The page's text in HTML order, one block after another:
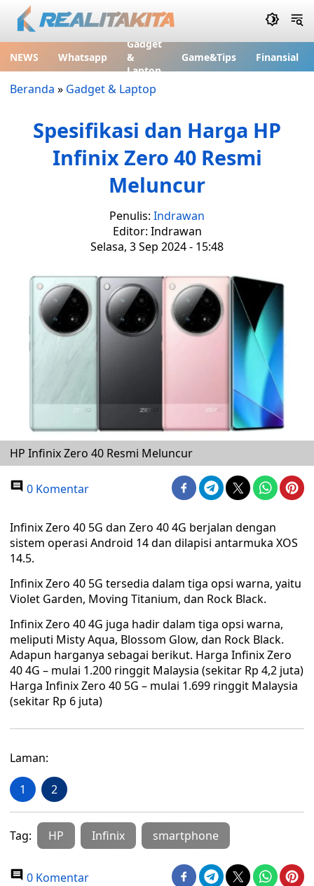
NEWS Whatsapp
Gadget
&
Laptop
Game&Tips Finansial
Beranda » Gadget & Laptop
Spesifikasi dan Harga HP
Infinix Zero 40 Resmi
Meluncur
Penulis: Indrawan
Editor: Indrawan
Selasa, 3 Sep 2024 - 15:48
HP Infinix Zero 40 Resmi Meluncur
0 Komentar
Infinix Zero 40 5G dan Zero 40 4G berjalan dengan
sistem operasi Android 14 dan dilapisi antarmuka XOS
14.5.
Infinix Zero 40 5G tersedia dalam tiga opsi warna, yaitu
Violet Garden, Moving Titanium, dan Rock Black.
Infinix Zero 40 4G juga hadir dalam tiga opsi warna,
meliputi Misty Aqua, Blossom Glow, dan Rock Black.
Adapun harganya sebagai berikut. Harga Infinix Zero
40 4G – mulai 1.200 ringgit Malaysia (sekitar Rp 4,2 juta)
Harga Infinix Zero 40 5G – mulai 1.699 ringgit Malaysia
(sekitar Rp 6 juta)
Laman:
1 2
Tag: HP Infinix smartphone
0 Komentar